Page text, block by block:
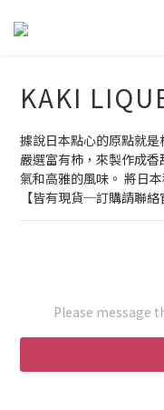
KAKI
據說日本點心的原點就
嚴選富有柿，來製作成
氣和高雅的風味。 將日
【皆有現貨─訂購請聯絡
Please message